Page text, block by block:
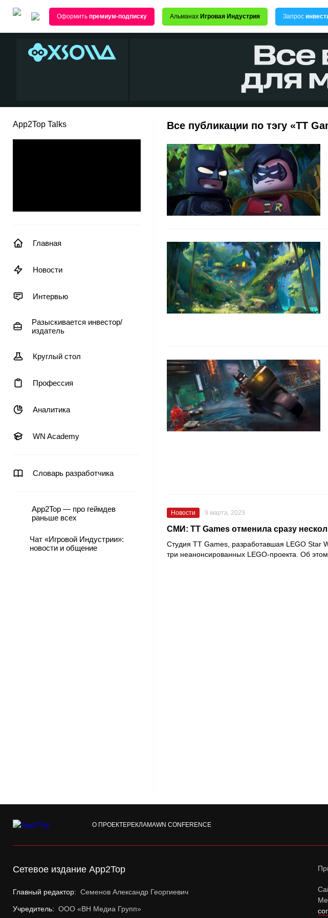
Оформить премиум-подписку Альманах Игровая Индустрия Запрос
App2Top Talks
Главная
Новости
Интервью
Разыскивается инвестор/
издатель
Круглый стол
Профессия
Аналитика
WN Academy
Словарь разработчика
App2Top — про геймдев
раньше всех
Чат «Игровой Индустрии»:
новости и общение
Все публикации по тэгу «TT
Новости 9 марта, 2023
СМИ: TT Games отменила сразу
Студия TT Games , разработавшая LEGO Star
три неанонсированных LEGO-проекта. Об
О ПРОЕКТЕРЕКЛАМАWN CONFERENCE
Сетевое издание App2Top
Главный редактор: Семенов Александр Георгиевич
Учредитель: ООО «ВН Медиа Групп»